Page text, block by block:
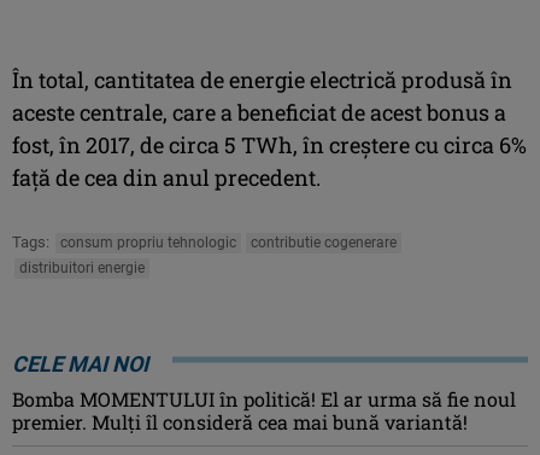
În total, cantitatea de energie electrică produsă în
aceste centrale, care a beneficiat de acest bonus a
fost, în 2017, de circa 5 TWh, în creştere cu circa 6%
faţă de cea din anul precedent.
Tags: consum propriu tehnologic
contributie cogenerare
distribuitori energie
CELE MAI NOI
Bomba MOMENTULUI în politică! El ar urma să fie noul
premier. Mulți îl consideră cea mai bună variantă!